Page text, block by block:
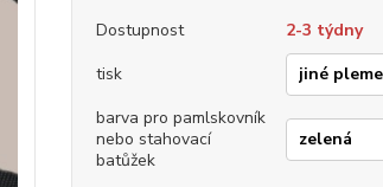
Dostupnost
2-3 týdny
tisk
barva pro pamlskovník
nebo stahovací
batůžek